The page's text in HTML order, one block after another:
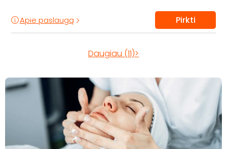
Apie paslaugą Pirkti
Daugiau (11)>